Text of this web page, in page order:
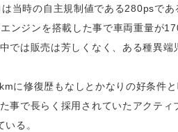
当時の自主規制値である280psであ
ンジンを搭載した事で車両重量が
では販売は芳しくなく、ある種異端
に修復歴もなしとかなりの好条件と
事で長らく採用されていたアクティ
る。